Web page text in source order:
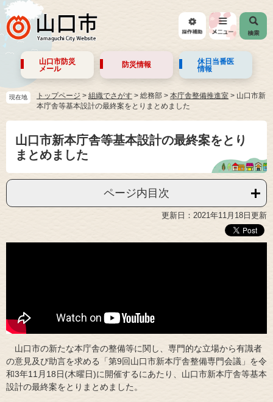
山口市防災
メール
防災情報
休日当番医
情報
現在地 トップページ > 組織でさがす > 総務部 > 本庁舎整備推進室 > 山口市新
本庁舎等基本設計の最終案をとりまとめました
山口市新本庁舎等基本設計の最終案をとり
まとめました
ページ内目次
更新日：2021年11月18日更新
山口市の新たな本庁舎の整備等に関し、専門的な立場から有識者
の意見及び助言を求める「第9回山口市新本庁舎整備専門会議」を令
和3年11月18日(木曜日)に開催するにあたり、山口市新本庁舎等基本
設計の最終案をとりまとめました。